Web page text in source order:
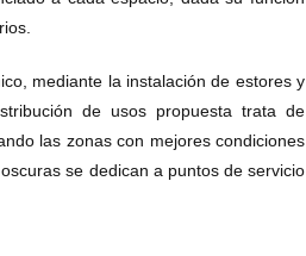
mediante la instalación de estores y
de usos propuesta trata de
las zonas con mejores condiciones
se dedican a puntos de servicio